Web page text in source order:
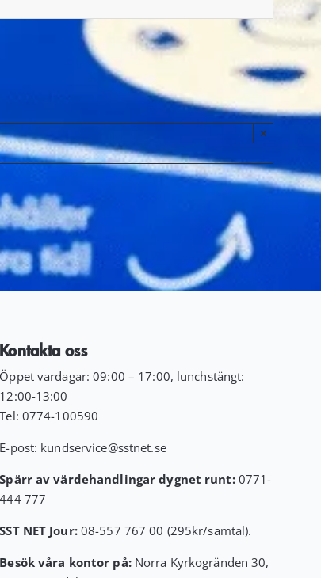
ID-Världsdekal, Spärrtjänst,
×
Kontakta oss
Öppet vardagar: 09:00 – 17:00, lunchstängt:
12:00-13:00
Tel: 0774-100590
E-post: kundservice@sstnet.se
Spärr av värdehandlingar dygnet runt:0771-
444 777
SST NET Jour: 08-557 767 00 (295kr/samtal).
Besök våra kontor på: Norra Kyrkogränden 30,